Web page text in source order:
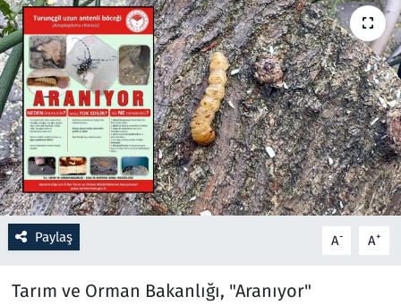
Paylaş A- A+
Tarım ve Orman Bakanlığı, "Aranıyor"
Ramazan
Resmi İlanlar
Rüya Tabirleri
Sağlık
Savunma Sanayi
Seçim 2023
Spor